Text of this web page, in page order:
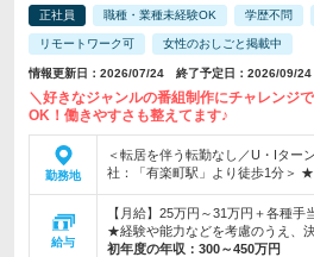
正社員 職種・業種未経験OK 学歴不問
リモートワーク可 女性のおしごと掲載中
情報更新日：2026/07/24 終了予定日：2026/09/24
＼好きなジャンルの番組制作にチャレンジ
OK！働きやすさも整えてます♪
勤務地
＜転居を伴う転勤なし／U・Iター
社：「有楽町駅」より徒歩1分＞
給与
【月給】25万円～31万円＋各種手
★経験や能力などを考慮のうえ、
初年度の年収： 300～450万円